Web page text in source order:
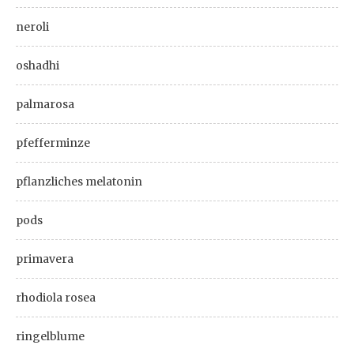
neroli
oshadhi
palmarosa
pfefferminze
pflanzliches melatonin
pods
primavera
rhodiola rosea
ringelblume